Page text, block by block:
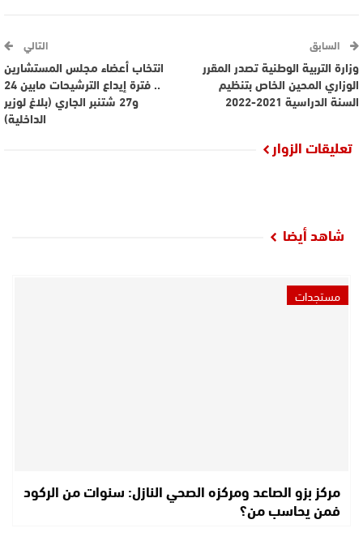
السابق
وزارة التربية الوطنية تصدر المقرر
الوزاري المحين الخاص بتنظيم
السنة الدراسية 2021-2022
التالي
انتخاب أعضاء مجلس المستشارين
.. فترة إيداع الترشيحات مابين 24
و27 شتنبر الجاري (بلاغ لوزير
الداخلية)
تعليقات الزوار
شاهد أيضا
مستجدات
مركز بزو الصاعد ومركزه الصحي النازل: سنوات من الركود
فمن يحاسب من؟